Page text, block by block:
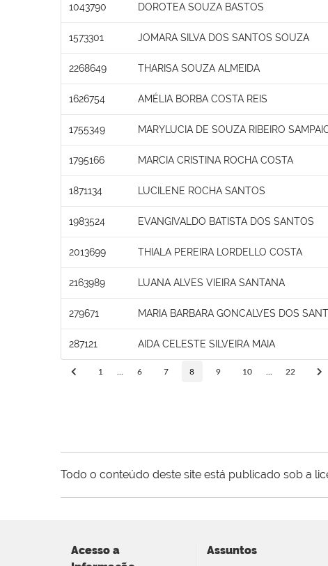
1043790 DOROTEA SOUZA BASTOS
1573301 JOMARA SILVA DOS SANTOS SOUZA
2268649 THARISA SOUZA ALMEIDA
1626754 AMÉLIA BORBA COSTA REIS
1755349 MARYLUCIA DE SOUZA RIBEIRO
1795166 MARCIA CRISTINA ROCHA COSTA
1871134 LUCILENE ROCHA SANTOS
1983524 EVANGIVALDO BATISTA DOS SANTOS
2013699 THIALA PEREIRA LORDELLO COSTA
2163989 LUANA ALVES VIEIRA SANTANA
279671 MARIA BARBARA GONCALVES DOS
287121 AIDA CELESTE SILVEIRA MAIA
1 6 7 8 9 10 22
Todo o conteúdo deste site está publicado sob a
Acesso a
Assuntos